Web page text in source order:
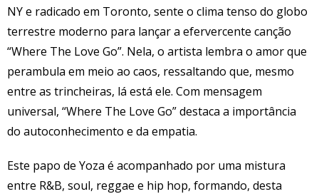
NY e radicado em Toronto, sente o clima tenso do globo
terrestre moderno para lançar a efervercente canção
“Where The Love Go”. Nela, o artista lembra o amor que
perambula em meio ao caos, ressaltando que, mesmo
entre as trincheiras, lá está ele. Com mensagem
universal, “Where The Love Go” destaca a importância
do autoconhecimento e da empatia.
Este papo de Yoza é acompanhado por uma mistura
entre R&B, soul, reggae e hip hop, formando, desta